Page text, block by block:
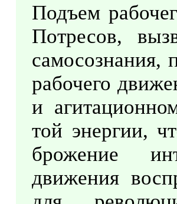
Подъем
Потресов,
самосознания,
рабочего
и
той энергии,
брожение
движения